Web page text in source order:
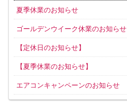
夏季休業のお知らせ
ゴールデンウイーク休業のお知らせ
【定休日のお知らせ】
【夏季休業のお知らせ】
エアコンキャンペーンのお知らせ